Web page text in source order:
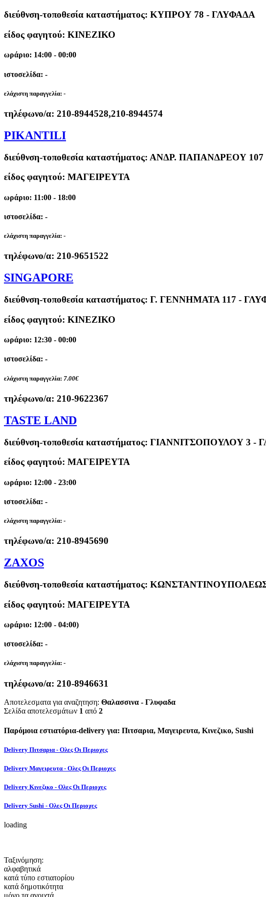
διεύθνση-τοποθεσία καταστήματος: ΚΥΠΡΟΥ 78 - ΓΛΥΦΑΔΑ
είδος φαγητού: ΚΙΝΕΖΙΚΟ
ωράριο: 14:00 - 00:00
ιστοσελίδα: -
ελάχιστη παραγγελία: -
τηλέφωνο/α: 210-8944528,210-8944574
PIKANTILI
διεύθνση-τοποθεσία καταστήματος: ΑΝΔΡ. ΠΑΠΑΝΔΡΕΟΥ 107
είδος φαγητού: ΜΑΓΕΙΡΕΥΤΑ
ωράριο: 11:00 - 18:00
ιστοσελίδα: -
ελάχιστη παραγγελία: -
τηλέφωνο/α: 210-9651522
SINGAPORE
διεύθνση-τοποθεσία καταστήματος: Γ. ΓΕΝΝΗΜΑΤΑ 117 -
είδος φαγητού: ΚΙΝΕΖΙΚΟ
ωράριο: 12:30 - 00:00
ιστοσελίδα: -
ελάχιστη παραγγελία: 7.00€
τηλέφωνο/α: 210-9622367
TASTE LAND
διεύθνση-τοποθεσία καταστήματος: ΓΙΑΝΝΙΤΣΟΠΟΥΛΟΥ 3 -
είδος φαγητού: ΜΑΓΕΙΡΕΥΤΑ
ωράριο: 12:00 - 23:00
ιστοσελίδα: -
ελάχιστη παραγγελία: -
τηλέφωνο/α: 210-8945690
ZAXOS
διεύθνση-τοποθεσία καταστήματος: ΚΩΝΣΤΑΝΤΙΝΟΥΠΟΛΕΩΣ
είδος φαγητού: ΜΑΓΕΙΡΕΥΤΑ
ωράριο: 12:00 - 04:00)
ιστοσελίδα: -
ελάχιστη παραγγελία: -
τηλέφωνο/α: 210-8946631
Αποτελεσματα για αναζητηση: Θαλασσινα - Γλυφαδα
Σελίδα αποτελεσμάτων 1 από 2
Παρόμοια εστιατόρια-delivery για: Πιτσαρια, Μαγειρευτα, Κινεζικο, Sushi
Delivery Πιτσαρια - Ολες Οι Περιοχες
Delivery Μαγειρευτα - Ολες Οι Περιοχες
Delivery Κινεζικο - Ολες Οι Περιοχες
Delivery Sushi - Ολες Οι Περιοχες
loading
Ταξινόμηση:
αλφαβητικά
κατά τύπο εστιατορίου
κατά δημοτικότητα